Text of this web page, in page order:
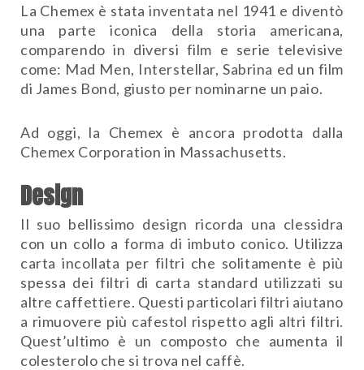
La Chemex è stata inventata nel 1941 e diventò
una parte iconica della storia americana,
comparendo in diversi film e serie televisive
come: Mad Men, Interstellar, Sabrina ed un film
di James Bond, giusto per nominarne un paio.
Ad oggi, la Chemex è ancora prodotta dalla
Chemex Corporation in Massachusetts.
Design
Il suo bellissimo design ricorda una clessidra
con un collo a forma di imbuto conico. Utilizza
carta incollata per filtri che solitamente è più
spessa dei filtri di carta standard utilizzati su
altre caffettiere. Questi particolari filtri aiutano
a rimuovere più cafestol rispetto agli altri filtri.
Quest’ultimo è un composto che aumenta il
colesterolo che si trova nel caffè.